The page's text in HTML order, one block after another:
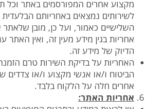
מקצוע אחרים המפורסמים באתר וכל
לשירותים נמצאים באחריותם
השלישיים כאמור, ועל כן, מובן שלאתר
אחריות בגין מידע מעין זה, ואין האתר
הדיוק של מידע זה.
האחריות על בדיקת השירות טרם
הביטוח ו/או אנשי מקצוע ו/או צדדים
אחרים חלה על הלקוח בלבד.
אחריות האתר: